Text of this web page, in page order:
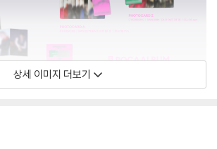
상세 이미지 더보기